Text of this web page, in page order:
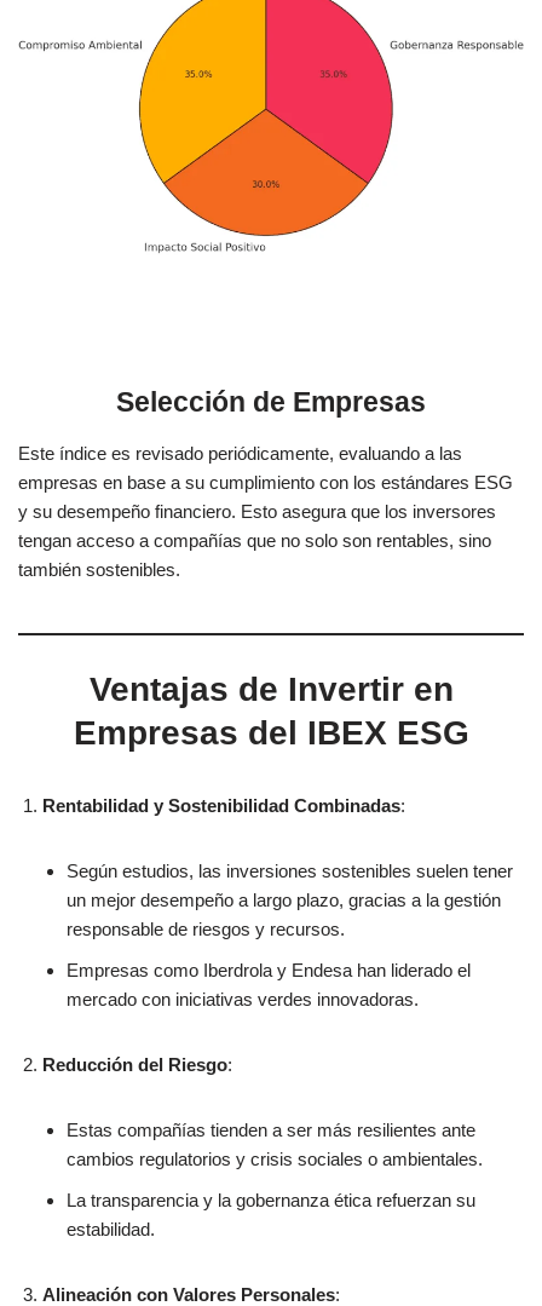
Selección de Empresas
Este índice es revisado periódicamente, evaluando a las
empresas en base a su cumplimiento con los estándares ESG
y su desempeño financiero. Esto asegura que los inversores
tengan acceso a compañías que no solo son rentables, sino
también sostenibles.
Ventajas de Invertir en
Empresas del IBEX ESG
Rentabilidad y Sostenibilidad Combinadas:
Según estudios, las inversiones sostenibles suelen tener
un mejor desempeño a largo plazo, gracias a la gestión
responsable de riesgos y recursos.
Empresas como Iberdrola y Endesa han liderado el
mercado con iniciativas verdes innovadoras.
Reducción del Riesgo:
Estas compañías tienden a ser más resilientes ante
cambios regulatorios y crisis sociales o ambientales.
La transparencia y la gobernanza ética refuerzan su
estabilidad.
Alineación con Valores Personales: